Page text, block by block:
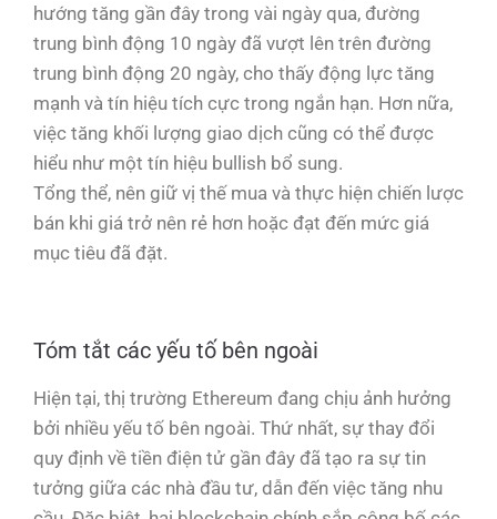
hướng tăng gần đây trong vài ngày qua, đường
trung bình động 10 ngày đã vượt lên trên đường
trung bình động 20 ngày, cho thấy động lực tăng
mạnh và tín hiệu tích cực trong ngắn hạn. Hơn nữa,
việc tăng khối lượng giao dịch cũng có thể được
hiểu như một tín hiệu bullish bổ sung.
Tổng thể, nên giữ vị thế mua và thực hiện chiến lược
bán khi giá trở nên rẻ hơn hoặc đạt đến mức giá
mục tiêu đã đặt.
Tóm tắt các yếu tố bên ngoài
Hiện tại, thị trường Ethereum đang chịu ảnh hưởng
bởi nhiều yếu tố bên ngoài. Thứ nhất, sự thay đổi
quy định về tiền điện tử gần đây đã tạo ra sự tin
tưởng giữa các nhà đầu tư, dẫn đến việc tăng nhu